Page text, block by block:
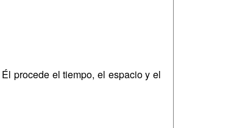
procede el tiempo, el espacio y el